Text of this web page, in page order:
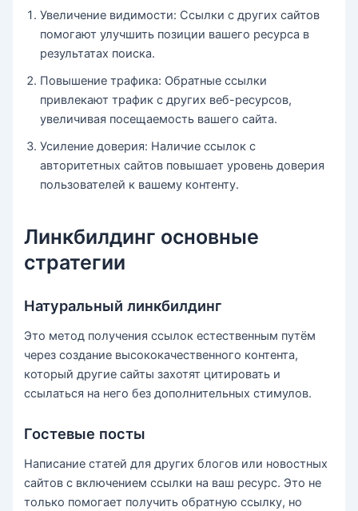
Увеличение видимости: Ссылки с других сайтов
помогают улучшить позиции вашего ресурса в
результатах поиска.
Повышение трафика: Обратные ссылки
привлекают трафик с других веб-ресурсов,
увеличивая посещаемость вашего сайта.
Усиление доверия: Наличие ссылок с
авторитетных сайтов повышает уровень доверия
пользователей к вашему контенту.
Линкбилдинг основные
стратегии
Натуральный линкбилдинг
Это метод получения ссылок естественным путём
через создание высококачественного контента,
который другие сайты захотят цитировать и
ссылаться на него без дополнительных стимулов.
Гостевые посты
Написание статей для других блогов или новостных
сайтов с включением ссылки на ваш ресурс. Это не
только помогает получить обратную ссылку, но